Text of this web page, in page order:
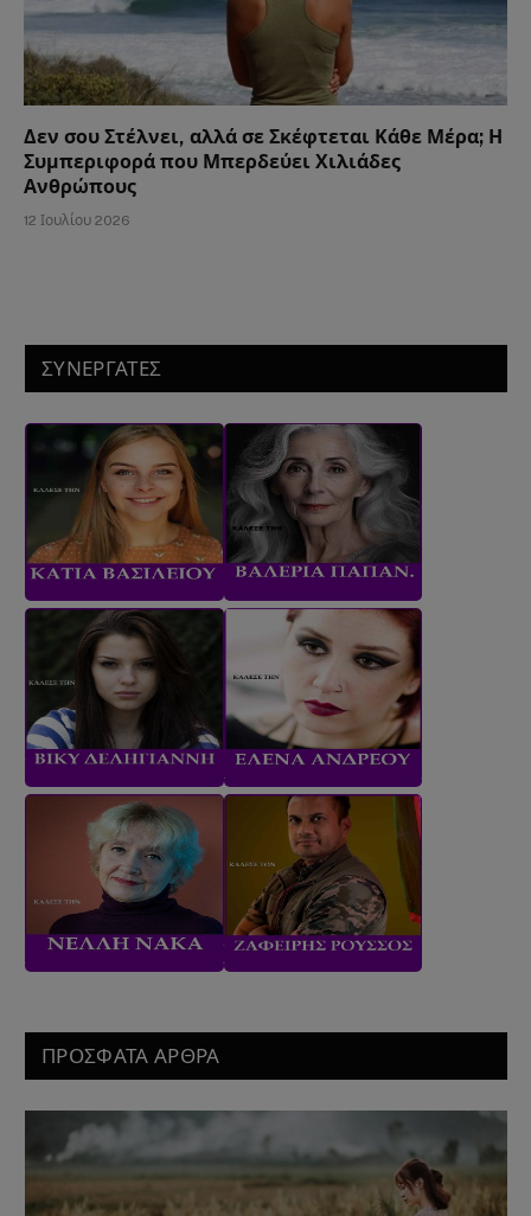
Δεν σου Στέλνει, αλλά σε Σκέφτεται Κάθε Μέρα; Η
Συμπεριφορά που Μπερδεύει Χιλιάδες
Ανθρώπους
12 Ιουλίου 2026
ΣΥΝΕΡΓΑΤΕΣ
ΠΡΟΣΦΑΤΑ ΑΡΘΡΑ